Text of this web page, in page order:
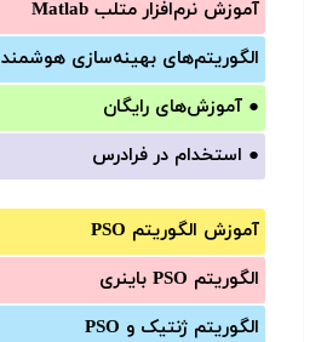
آموزش‌ نرم‌افزار متلب Matlab
الگوریتم‌های بهینه‌سازی هوشمند
● آموزش‌های رایگان
● استخدام در فرادرس
آموزش الگوریتم PSO
الگوریتم PSO باینری
الگوریتم ژنتیک و PSO